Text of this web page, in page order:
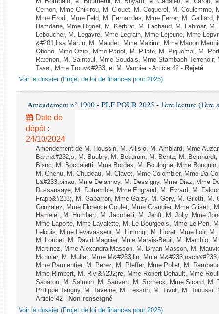
M. Bompard, M. Boumertit, M. Boyard, M. Cadalen, M. Caron,
Cernon, Mme Chikirou, M. Clouet, M. Coquerel, M. Coulomme,
Mme Erodi, Mme Feld, M. Fernandes, Mme Ferrer, M. Gaillard,
Hamdane, Mme Hignet, M. Kerbrat, M. Lachaud, M. Lahmar,
Leboucher, M. Legavre, Mme Legrain, Mme Lejeune, Mme
&#201;lisa Martin, M. Maudet, Mme Maximi, Mme Manon
Obono, Mme Oziol, Mme Panot, M. Pilato, M. Piquemal, M.
Ratenon, M. Saintoul, Mme Soudais, Mme Stambach-
Tavel, Mme Trouv&#233; et M. Vannier - Article 42 - Rejeté
Voir le dossier (Projet de loi de finances pour 2025)
Amendement n° 1900 - PLF POUR 2025 - 1ère lecture (1ère
Date de
dépôt :
24/10/2024
Amendement de M. Houssin, M. Allisio, M. Amblard, Mme
Barth&#232;s, M. Baubry, M. Beaurain, M. Bentz, M.
Blanc, M. Boccaletti, Mme Bordes, M. Boulogne, Mme
M. Chenu, M. Chudeau, M. Clavet, Mme Colombier, Mme Da
L&#233;pinau, Mme Delannoy, M. Dessigny, Mme Diaz, Mme
Dussausaye, M. Dutremble, Mme Engrand, M. Evrard, M.
Frapp&#233;, M. Gabarron, Mme Galzy, M. Gery, M. Giletti,
Gonzalez, Mme Florence Goulet, Mme Grangier, Mme Griseti,
Hamelet, M. Humbert, M. Jacobelli, M. Jenft, M. Jolly, Mme
Mme Laporte, Mme Lavalette, M. Le Bourgeois, Mme Le Pen,
Lelouis, Mme Levavasseur, M. Limongi, M. Lioret, Mme Loir,
M. Loubet, M. David Magnier, Mme Marais-Beuil, M. Marchio,
Martinez, Mme Alexandra Masson, M. Bryan Masson, M.
Monnier, M. Muller, Mme M&#233;lin, Mme
Mme Parmentier, M. Perez, M. Pfeffer, Mme Pollet, M.
Mme Rimbert, M. Rivi&#232;re, Mme Robert-Dehault, Mme
Sabatou, M. Salmon, M. Sanvert, M. Schreck, Mme Sicard, M.
Philippe Tanguy, M. Taverne, M. Tesson, M. Tivoli, M.
Article 42 - Non renseigné
Voir le dossier (Projet de loi de finances pour 2025)